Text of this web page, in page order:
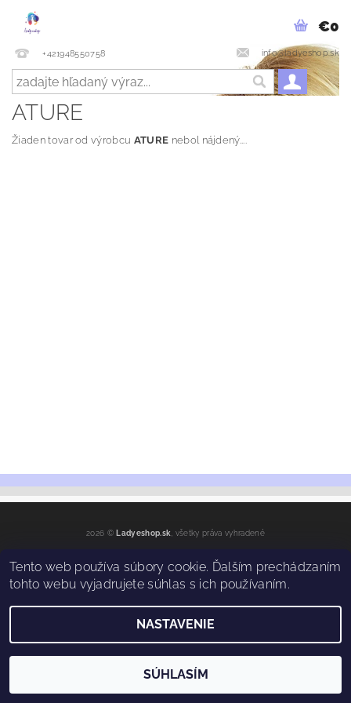
+421948550758 info@ladyeshop.sk
€0
ATURE
Žiaden tovar od výrobcu ATURE nebol nájdený....
2026 © Ladyeshop.sk , všetky práva vyhradené
Vytvoril Shoptet
Tento web používa súbory cookie. Ďalším prechádzaním
tohto webu vyjadrujete súhlas s ich používaním.
NASTAVENIE
SÚHLASÍM